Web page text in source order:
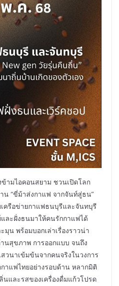
ข้ามไอคอนสยาม ชวนเปิดโลก
น “ขี่ม้าส่งกาแฟ จากจันท์สู่ธน”
ครือข่ายกาแฟธนบุรีและจันทบุรี
ละฝั่งธนมาให้คนรักกาแฟได้
น พร้อมบอกเล่าเรื่องราวน่า
นสุขภาพ การออกแบบ จนถึง
วนาเข้มข้นจากคนจริงในวงการ
าแฟไทยอย่างรอบด้าน หลากมิติ
นและรสของเครื่องดื่มแก้วโปรด